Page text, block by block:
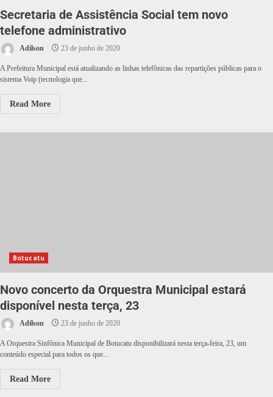
Secretaria de Assistência Social tem novo
telefone administrativo
Adilson 23 de junho de 2020
A Prefeitura Municipal está atualizando as linhas telefônicas das repartições públicas para o
sistema Voip (tecnologia que...
Read More
Botucatu
Novo concerto da Orquestra Municipal estará
disponível nesta terça, 23
Adilson 23 de junho de 2020
A Orquestra Sinfônica Municipal de Botucatu disponibilizará nesta terça-feira, 23, um
conteúdo especial para todos os que...
Read More